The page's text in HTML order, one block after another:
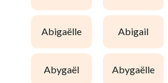
abigaëlle abigail
abygaël abygaëlle